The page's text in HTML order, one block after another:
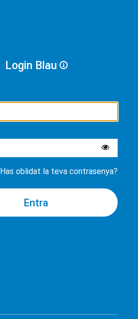
Login Blau
Has oblidat la teva contrasenya?